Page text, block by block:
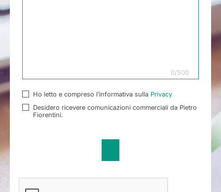
0/500
Ho letto e compreso l’informativa sulla Privacy
Desidero ricevere comunicazioni commerciali da Pietro
Fiorentini.